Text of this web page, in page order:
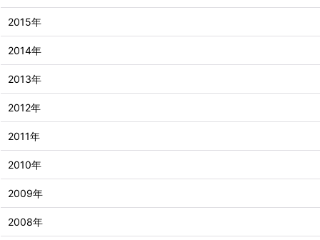
2015年
2014年
2013年
2012年
2011年
2010年
2009年
2008年